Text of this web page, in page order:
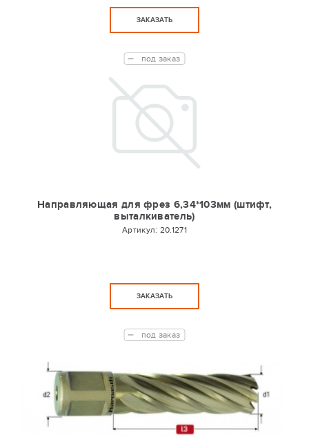
ЗАКАЗАТЬ
Направляющая для фрез 6,34*103мм (штифт,
выталкиватель)
Артикул: 20.1271
под заказ
ЗАКАЗАТЬ
под заказ